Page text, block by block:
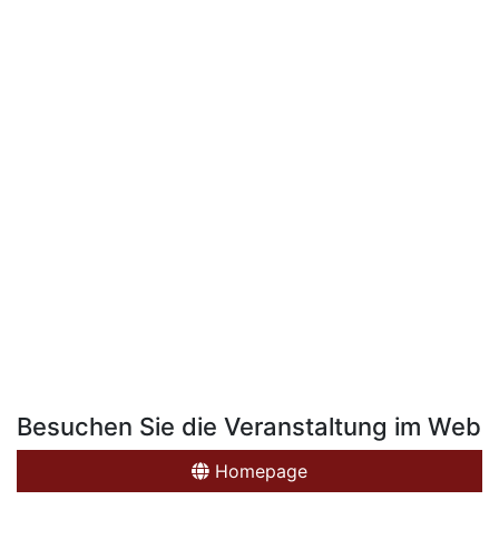
Besuchen Sie die Veranstaltung im Web
Homepage